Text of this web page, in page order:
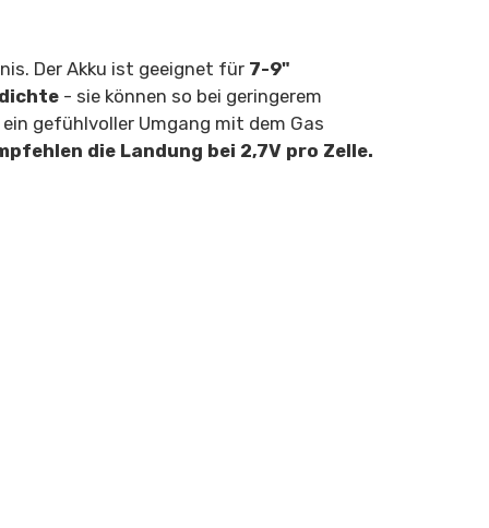
Der Akku ist geeignet für 7-9"
- sie können so bei geringerem
gefühlvoller Umgang mit dem Gas
die Landung bei 2,7V pro Zelle.